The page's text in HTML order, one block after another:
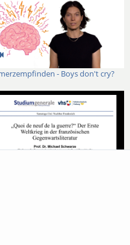
- Boys don't cry?